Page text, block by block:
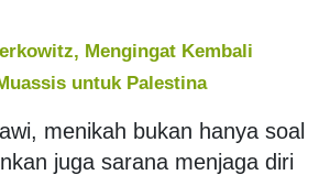
Mengingat Kembali
untuk Palestina
menikah bukan hanya soal
juga sarana menjaga diri